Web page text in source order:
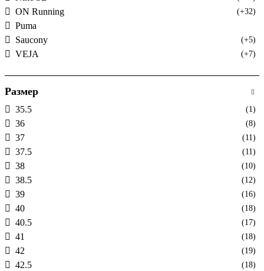
ON Running (+32)
Puma
Saucony
(+5)
VEJA (+7)
Размер
35.5 (1)
36 (8)
37 (11)
37.5 (11)
38 (10)
38.5 (12)
39 (16)
40 (18)
40.5 (17)
41 (18)
42 (19)
42.5 (18)